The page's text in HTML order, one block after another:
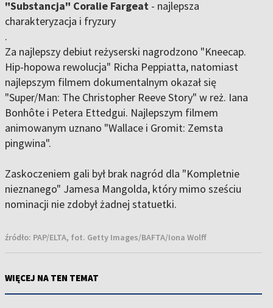
"Substancja" Coralie Fargeat - najlepsza
charakteryzacja i fryzury
.
Za najlepszy debiut reżyserski nagrodzono "Kneecap.
Hip-hopowa rewolucja" Richa Peppiatta, natomiast
najlepszym filmem dokumentalnym okazał się
"Super/Man: The Christopher Reeve Story" w reż. Iana
Bonhôte i Petera Ettedgui. Najlepszym filmem
animowanym uznano "Wallace i Gromit: Zemsta
pingwina".
Zaskoczeniem gali był brak nagród dla "Kompletnie
nieznanego" Jamesa Mangolda, który mimo sześciu
nominacji nie zdobył żadnej statuetki.
źródło: PAP/ELTA, fot. Getty Images/BAFTA/Iona Wolff
WIĘCEJ NA TEN TEMAT